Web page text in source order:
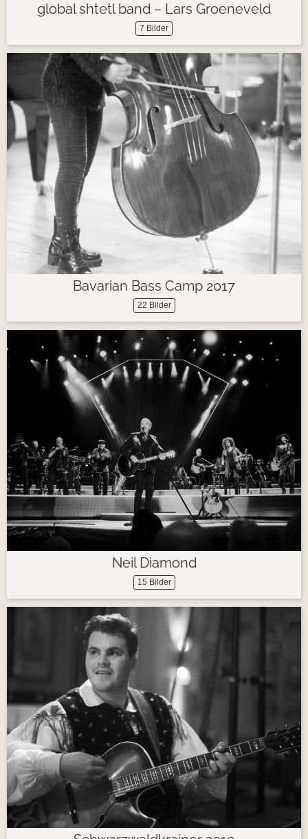
global shtetl band – Lars Groeneveld
7 Bilder
Bavarian Bass Camp 2017
22 Bilder
Neil Diamond
15 Bilder